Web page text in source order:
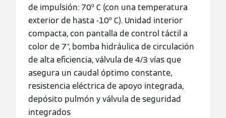
de impulsión: 70º C (con una temperatura
exterior de hasta -10º C). Unidad interior
compacta, con pantalla de control táctil a
color de 7", bomba hidráulica de circulación
de alta eficiencia, válvula de 4/3 vías que
asegura un caudal óptimo constante,
resistencia eléctrica de apoyo integrada,
depósito pulmón y válvula de seguridad
integrados